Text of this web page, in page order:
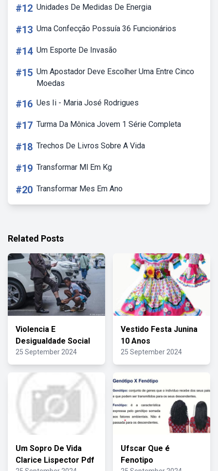
#12 Unidades De Medidas De Energia
#13 Uma Confecção Possuía 36 Funcionários
#14 Um Esporte De Invasão
#15 Um Apostador Deve Escolher Uma Entre Cinco
Moedas
#16 Ues Ii - Maria José Rodrigues
#17 Turma Da Mônica Jovem 1 Série Completa
#18 Trechos De Livros Sobre A Vida
#19 Transformar Ml Em Kg
#20 Transformar Mes Em Ano
Related Posts
Violencia E
Desigualdade Social
25 September 2024
Vestido Festa Junina
10 Anos
25 September 2024
Um Sopro De Vida
Clarice Lispector Pdf
Ufscar Que é
Fenotipo